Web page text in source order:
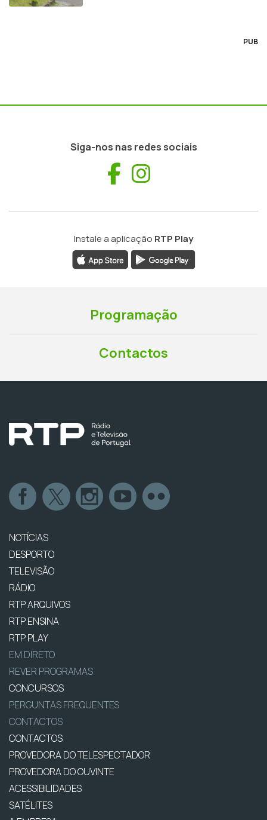
PUB
Siga-nos nas redes sociais
Facebook
Instale a aplicação RTP Play
Programação
Contactos
NOTÍCIAS
DESPORTO
TELEVISÃO
RÁDIO
RTP ARQUIVOS
RTP ENSINA
RTP PLAY
EM DIRETO
REVER PROGRAMAS
CONCURSOS
PERGUNTAS FREQUENTES
CONTACTOS
CONTACTOS
PROVEDORA DO TELESPECTADOR
PROVEDORA DO OUVINTE
ACESSIBILIDADES
SATÉLITES